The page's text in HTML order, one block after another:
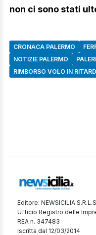
non ci sono stati
CRONACA PALERMO
NOTIZIE PALERMO
RIMBORSO VOLO IN
Editore: NEWSICILIA
Ufficio Registro delle
REA n. 347483
Iscritta dal 12/03/2014